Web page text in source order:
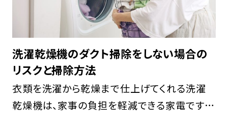
洗濯乾燥機のダクト掃除をしない場合の
リスクと掃除方法
衣類を洗濯から乾燥まで仕上げてくれる洗濯
乾燥機は、家事の負担を軽減できる家電です。